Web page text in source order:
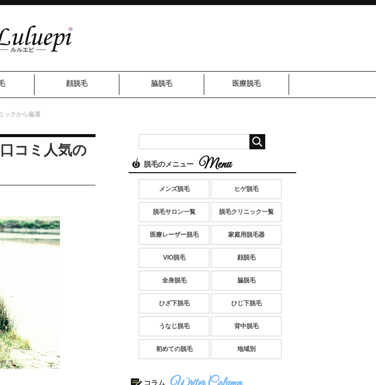
顔脱毛 脇脱毛 医療脱毛
ックから厳選
コミ人気の
脱毛のメニュー
メンズ脱毛 ヒゲ脱毛
脱毛サロン一覧 脱毛クリニック一覧
医療レーザー脱毛 家庭用脱毛器
VIO脱毛 顔脱毛
全身脱毛 脇脱毛
ひざ下脱毛 ひじ下脱毛
うなじ脱毛 背中脱毛
初めての脱毛 地域別
コラム